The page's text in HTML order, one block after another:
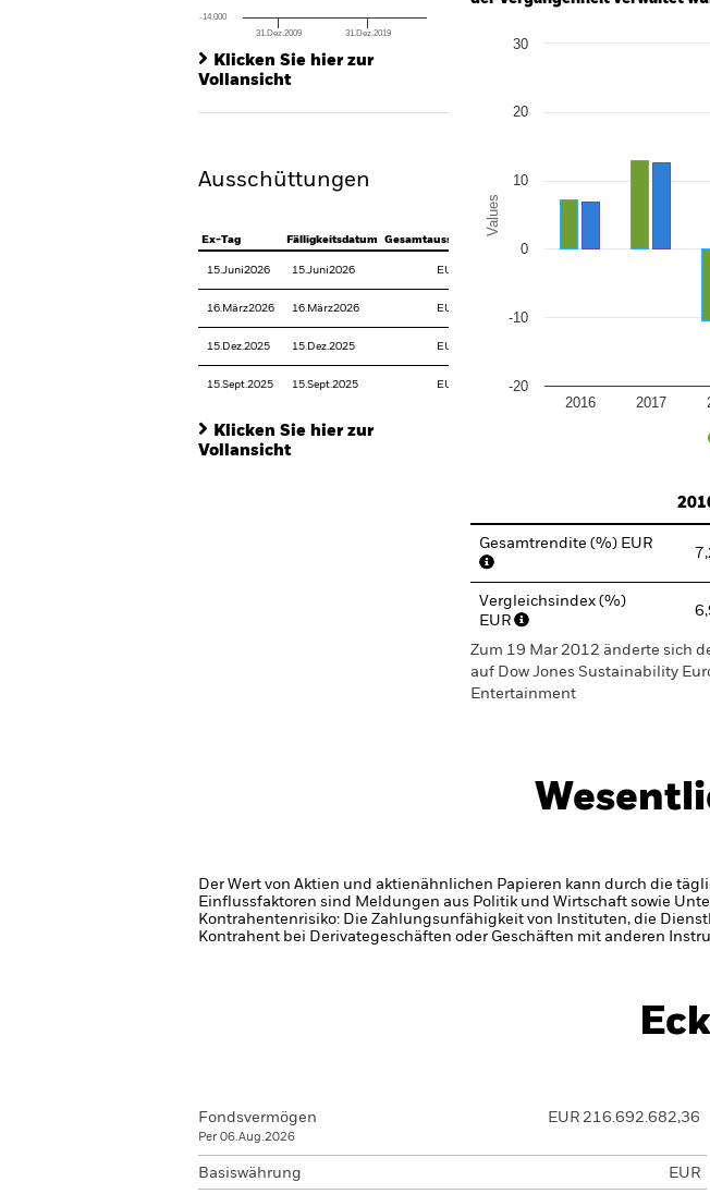
31.Dez.2009 31.Dez.2019
-14.000
Klicken Sie hier zur
Vollansicht
Ausschüttungen
Ex-Tag Fälligkeitsdatum Gesamtausschüttung
15.Juni2026 15.Juni2026 EUR 0,1730
16.März2026 16.März2026 EUR 0,0605
15.Dez.2025 15.Dez.2025 EUR 0,0149
15.Sept.2025 15.Sept.2025 EUR 0,2938
Klicken Sie hier zur
Vollansicht
Bar chart with 2 data series.
Values
2016 2017
-20
-10
0
10
20
30
Gesamtrendite (%) EUR
Vergleichsindex (%)
EUR
Zum 19 Mar 2012 änderte sich
auf Dow Jones Sustainability
Entertainment
Der Wert von Aktien und aktienähnlichen Papieren kann durch die
Einflussfaktoren sind Meldungen aus Politik und Wirtschaft sowie
Kontrahentenrisiko: Die Zahlungsunfähigkeit von Instituten, die
Kontrahent bei Derivategeschäften oder Geschäften mit anderen
Fondsvermögen
Per 06.Aug.2026
EUR 216.692.682,36
Basiswährung EUR